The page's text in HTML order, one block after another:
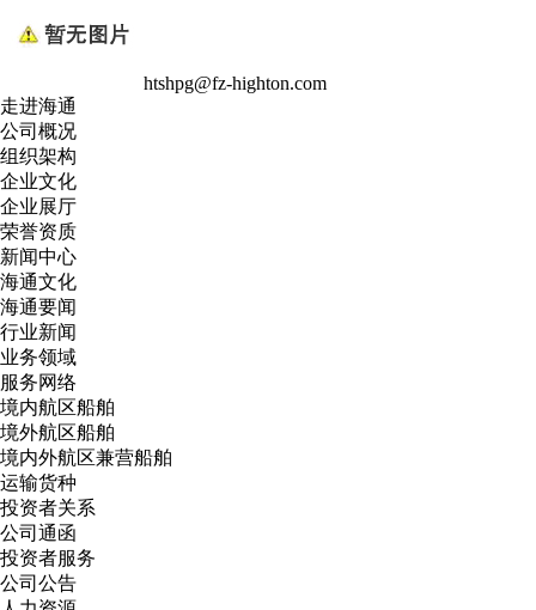
htshpg@fz-highton.com
走进海通
公司概况
组织架构
企业文化
企业展厅
荣誉资质
新闻中心
海通文化
海通要闻
行业新闻
业务领域
服务网络
境内航区船舶
境外航区船舶
境内外航区兼营船舶
运输货种
投资者关系
公司通函
投资者服务
公司公告